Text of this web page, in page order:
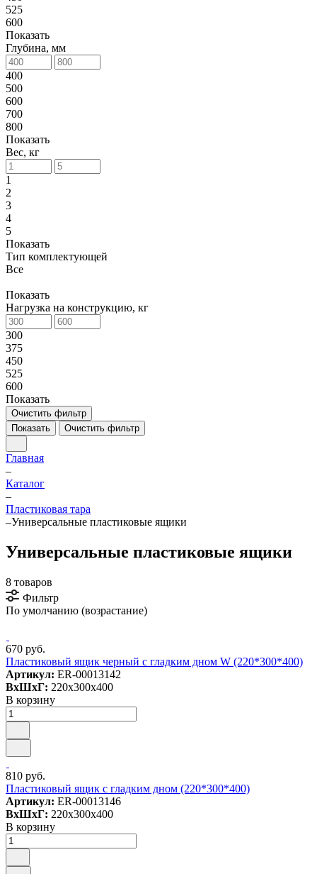
525
600
Показать
Глубина, мм
400
500
600
700
800
Показать
Вес, кг
1
2
3
4
5
Показать
Тип комплектующей
Все
Показать
Нагрузка на конструкцию, кг
300
375
450
525
600
Показать
Очистить фильтр
Показать
Очистить фильтр
Главная
–
Каталог
–
Пластиковая тара
–Универсальные пластиковые ящики
Универсальные пластиковые ящики
8 товаров
Фильтр
По умолчанию (возрастание)
670 руб.
Пластиковый ящик черный с гладким дном W (220*300*400)
Артикул: ER-00013142
ВxШxГ: 220x300x400
В корзину
810 руб.
Пластиковый ящик с гладким дном (220*300*400)
Артикул: ER-00013146
ВxШxГ: 220x300x400
В корзину